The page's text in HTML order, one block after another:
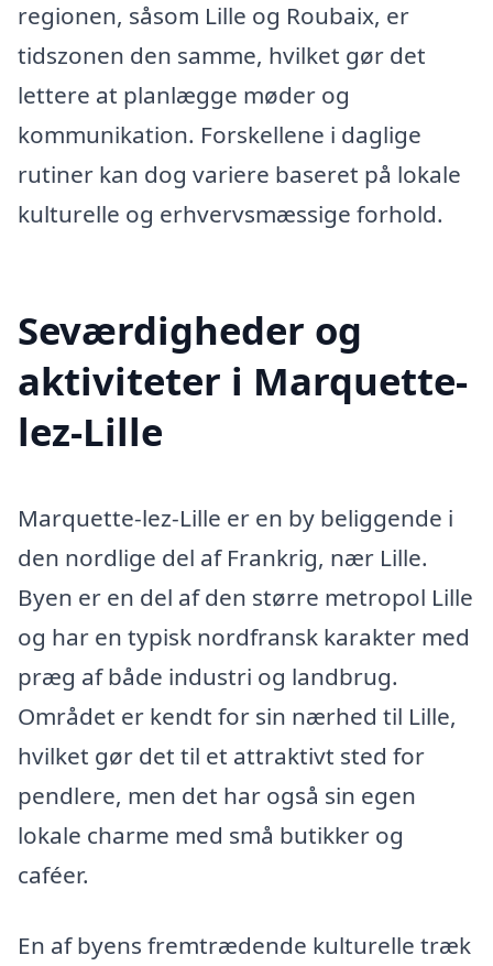
regionen, såsom Lille og Roubaix, er
tidszonen den samme, hvilket gør det
lettere at planlægge møder og
kommunikation. Forskellene i daglige
rutiner kan dog variere baseret på lokale
kulturelle og erhvervsmæssige forhold.
Seværdigheder og
aktiviteter i Marquette-
lez-Lille
Marquette-lez-Lille er en by beliggende i
den nordlige del af Frankrig, nær Lille.
Byen er en del af den større metropol Lille
og har en typisk nordfransk karakter med
præg af både industri og landbrug.
Området er kendt for sin nærhed til Lille,
hvilket gør det til et attraktivt sted for
pendlere, men det har også sin egen
lokale charme med små butikker og
caféer.
En af byens fremtrædende kulturelle træk